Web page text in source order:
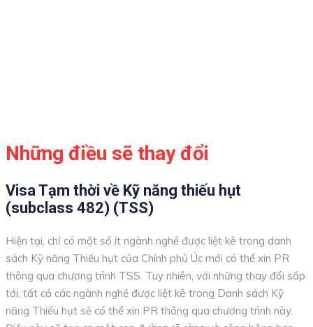
Những điều sẽ thay đổi
Visa Tạm thời về Kỹ năng thiếu hụt
(subclass 482) (TSS)
Hiện tại, chỉ có một số ít ngành nghề được liệt kê trong danh
sách Kỹ năng Thiếu hụt của Chính phủ Úc mới có thể xin PR
thông qua chương trình TSS. Tuy nhiên, với những thay đổi sắp
tới, tất cả các ngành nghề được liệt kê trong Danh sách Kỹ
năng Thiếu hụt sẽ có thể xin PR thông qua chương trình này.